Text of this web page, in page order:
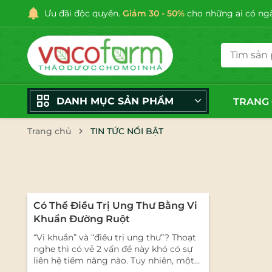
Ưu đãi độc quyền. Giảm 30 - 50% cho những ai có
DANH MỤC SẢN PHẨM TRANG
Trang chủ TIN TỨC NỔI BẬT
Có Thể Điều Trị Ung Thư Bằng Vi
Khuẩn Đường Ruột
“Vi khuẩn” và “điều trị ung thư”? Thoạt
nghe thì có vẻ 2 vấn đề này khó có sự
liên hệ tiềm năng nào. Tuy nhiên, một